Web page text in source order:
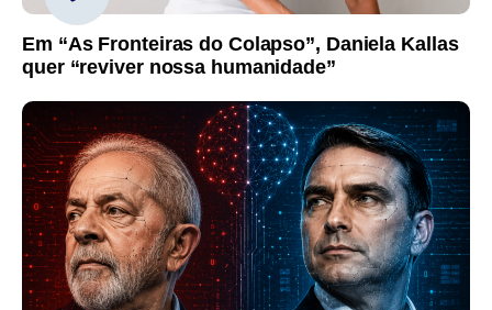
Em “As Fronteiras do Colapso”, Daniela Kallas
quer “reviver nossa humanidade”